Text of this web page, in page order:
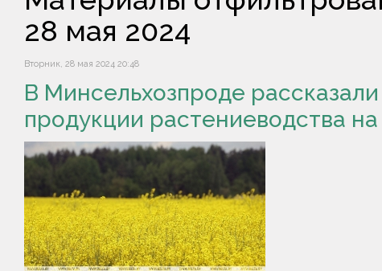
28 мая 2024
Вторник, 28 мая 2024 20:48
В Минсельхозпроде
продукции растениеводства